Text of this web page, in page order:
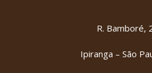
R. Bamboré,
Ipiranga – São